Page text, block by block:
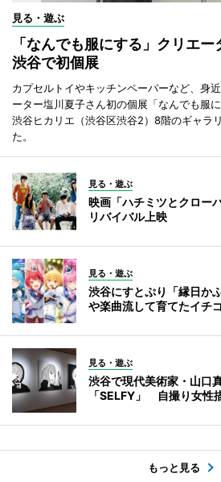
見る・遊ぶ
「なんでも服にする」クリエー
渋谷で初個展
カプセルトイやキッチンペーパーなど、身
ーター塩川夏子さん初の個展「なんでも服
渋谷ヒカリエ（渋谷区渋谷2）8階のギャラ
た。
見る・遊ぶ
映画「ハチミツとクロー
リバイバル上映
見る・遊ぶ
渋谷にすとぷり「縁日か
や楽曲流して育てたイチ
見る・遊ぶ
渋谷で現代美術家・山口
「SELFY」 自撮り女性
もっと見る